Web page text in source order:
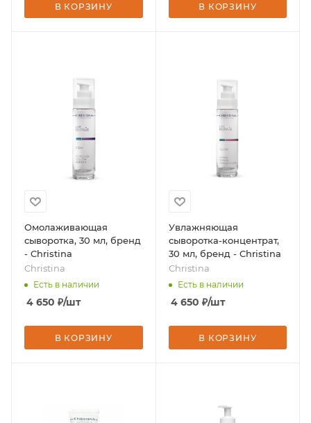
В КОРЗИНУ В КОРЗИНУ
Омолаживающая
сыворотка, 30 мл, бренд
- Christina
Christina
Есть в наличии
4 650 ₽/шт
В КОРЗИНУ
Увлажняющая
сыворотка-концентрат,
30 мл, бренд - Christina
Christina
Есть в наличии
4 650 ₽/шт
В КОРЗИНУ